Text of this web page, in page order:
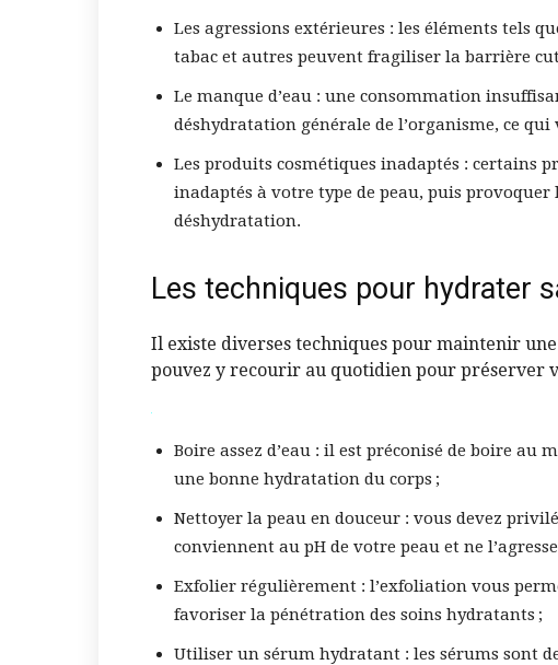
Les agressions extérieures : les éléments tels
tabac et autres peuvent fragiliser la barrière
Le manque d’eau : une consommation
déshydratation générale de l’organisme, ce qui
Les produits cosmétiques inadaptés : certains
inadaptés à votre type de peau, puis
déshydratation.
Les techniques pour hydrater
Il existe diverses techniques pour maintenir
pouvez y recourir au quotidien pour préserver
Boire assez d’eau : il est préconisé de boire
une bonne hydratation du corps ;
Nettoyer la peau en douceur : vous devez
conviennent au pH de votre peau et ne
Exfolier régulièrement : l’exfoliation vous
favoriser la pénétration des soins hydratants ;
Utiliser un sérum hydratant : les sérums sont